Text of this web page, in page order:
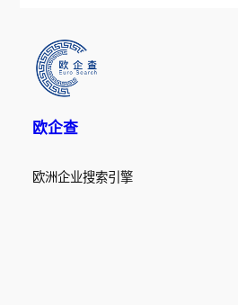
欧企查
欧洲企业搜索引擎